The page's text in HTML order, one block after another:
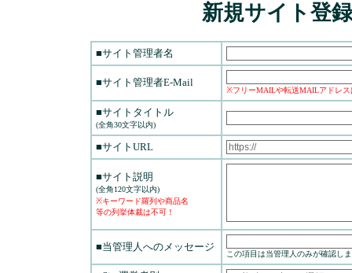
新規サイト登
■サイト管理者名
■サイト管理者E-Mail
※フリーMAILや転送MAILアドレス
■サイトタイトル
(全角30文字以内)
■サイトURL
■サイト説明
(全角120文字以内)
※キーワード羅列や商品名
等の列挙体裁は不可！
■当管理人へのメッセージ
この項目は当管理人のみが確認し